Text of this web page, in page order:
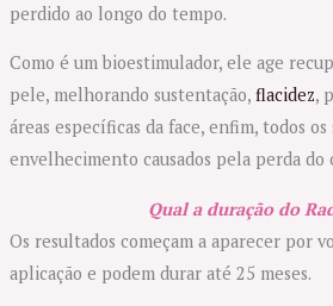
perdido ao longo do tempo.
Como é um bioestimulador, ele age
pele, melhorando sustentação, flacidez,
áreas específicas da face, enfim, todos os
envelhecimento causados pela perda do
Qual a duração do
Os resultados começam a aparecer por
aplicação e podem durar até 25 meses.